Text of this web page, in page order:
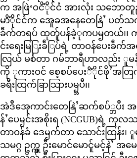
က အဖြဲႚဝငိံိုင်ငံ အားလုံး သဘော
မာိံိုင်ငံက အေူခအနေတေနြဲႛ ပတ်
ခဵက်တရပ် ထုတ်ူပန်ခဲ့ုကပၝတယ်၊၊
င်းရေးမြြးခဵြပ်ရဲ့ တာဝန်ပေးခဵ
လြယ် မင်္စတာ ဂမ်ဘာရီဟာလည်း ူမ
ကို ုကားဝင် စေ့စပ်ပေးိံိုင်ဖိုႛအတ
ခရီးထြက်ခြာသြားပၝ္ဘပီ၊၊
အဲဒီအေုကာင်းတေနြဲႛဆက်စပ်္ဘပီး
န်ႛပေၝင်းအစိုးရ (NCGUB)ရဲ့ ကုလ
တာဝန်ခံ ဒေၝက်တာ သောင်းထြန်း၊
သမဂ္ဂ ဥက္ကှူ ဦးမောင်မောင်ူမင့်နဲႛ အ